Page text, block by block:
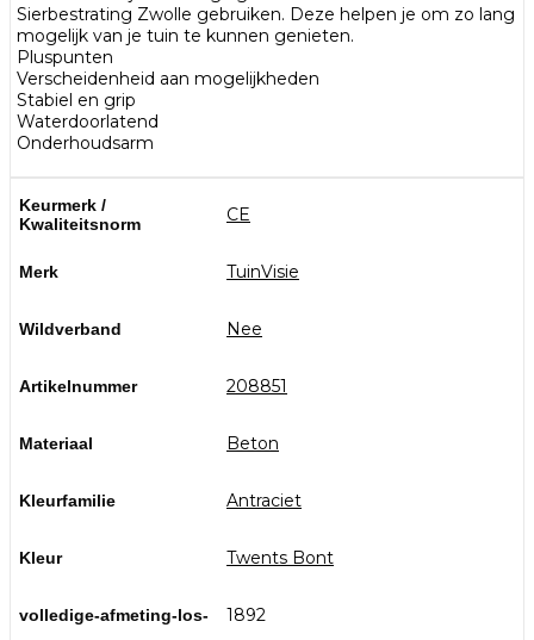
Sierbestrating Zwolle gebruiken. Deze helpen je om zo lang
mogelijk van je tuin te kunnen genieten.
Pluspunten
Verscheidenheid aan mogelijkheden
Stabiel en grip
Waterdoorlatend
Onderhoudsarm
Keurmerk /
Kwaliteitsnorm
CE
Merk TuinVisie
Wildverband Nee
Artikelnummer 208851
Materiaal Beton
Kleurfamilie Antraciet
Kleur Twents Bont
volledige-afmeting-los- 1892